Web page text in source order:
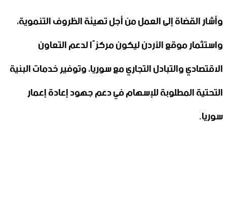
وأشار القضاة إلى العمل من أجل تهيئة الظروف التنموية،
واستثمار موقع الأردن ليكون مركزًا لدعم التعاون
الاقتصادي والتبادل التجاري مع سوريا، وتوفير خدمات البنية
التحتية المطلوبة للإسهام في دعم جهود إعادة إعمار
سوريا.